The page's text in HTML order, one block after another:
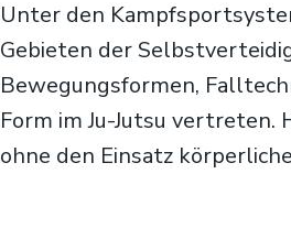
Unter den
Gebieten der
Bewegungsformen,
Form im Ju-Jutsu
ohne den Einsatz